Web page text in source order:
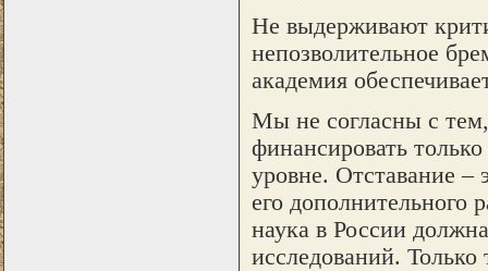
Не выдерживают
непозволительное
академия
Мы не согласны с
финансировать
уровне. Отставание –
его дополнительного
наука в России
исследований. Только